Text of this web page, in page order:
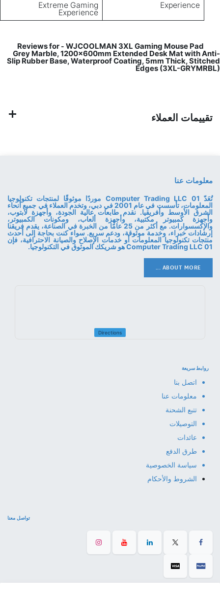
Experience
Extreme Gaming
Experience
- WJCOOLMAN 3XL Gaming Mouse Pad
Grey Marble, 1200×600mm Extended Desk Mat with Anti-
Slip Rubber Base, Waterproof Coating, 5mm Thick, Stitched
Edges (3XL-GRYMRBL)
تقييمات العملاء
معلومات عنا
تُعَدّ 01 Computer Trading LLC موردًا موثوقًا لمنتجات تكنولوجيا
المعلومات، تأسست في عام 2001 في دبي، وتخدم العملاء في جميع أنحاء
الشرق الأوسط وأفريقيا. نقدم طابعات عالية الجودة، وأجهزة لابتوب،
وأجهزة كمبيوتر مكتبية، وأجهزة ألعاب، ومكونات الكمبيوتر،
والإكسسوارات. مع أكثر من 25 عامًا من الخبرة في الصناعة، يقدم فريقنا
إرشادات خبراء، وخدمة موثوقة، ودعم سريع. سواء كنت بحاجة إلى أحدث
منتجات تكنولوجيا المعلومات أو خدمات الإصلاح والصيانة الاحترافية، فإن
01 Computer Trading LLC هو شريكك الموثوق في التكنولوجيا.
ABOUT MORE ...
Directions
روابط سريعة
اتصل بنا
معلومات عنا
تتبع الشحنة
التوصيلات
عائدات
طرق الدفع
سياسة الخصوصية
الشروط والأحكام
تواصل معنا